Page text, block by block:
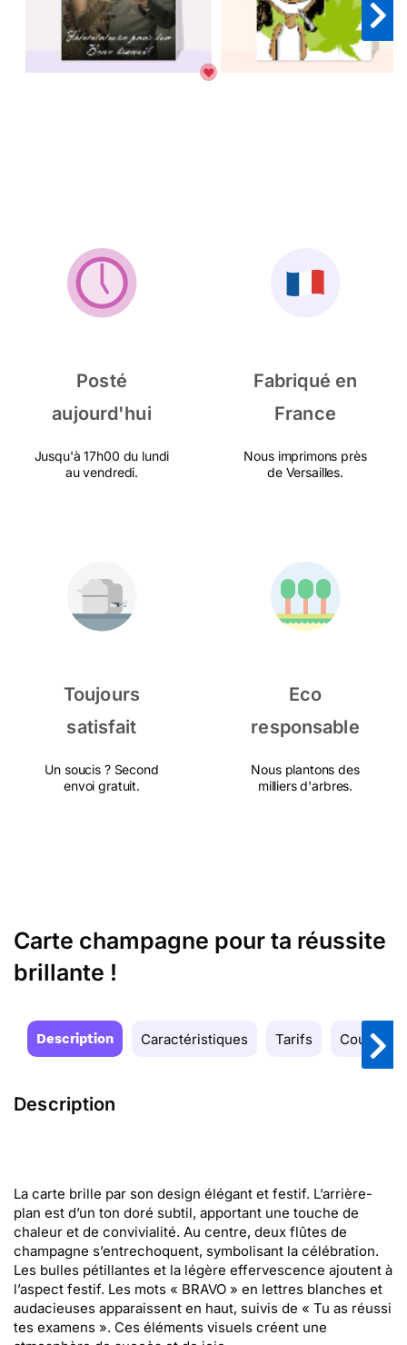
Posté
aujourd'hui
Jusqu'à 17h00 du lundi
au vendredi.
Fabriqué en
France
Nous imprimons près
de Versailles.
Toujours
satisfait
Un soucis ? Second
envoi gratuit.
Eco
responsable
Nous plantons des
milliers d'arbres.
Carte champagne pour ta réussite
brillante !
Description Caractéristiques Tarifs Couleurs
Description
La carte brille par son design élégant et festif. L’arrière-
plan est d’un ton doré subtil, apportant une touche de
chaleur et de convivialité. Au centre, deux flûtes de
champagne s’entrechoquent, symbolisant la célébration.
Les bulles pétillantes et la légère effervescence ajoutent à
l’aspect festif. Les mots « BRAVO » en lettres blanches et
audacieuses apparaissent en haut, suivis de « Tu as réussi
tes examens ». Ces éléments visuels créent une